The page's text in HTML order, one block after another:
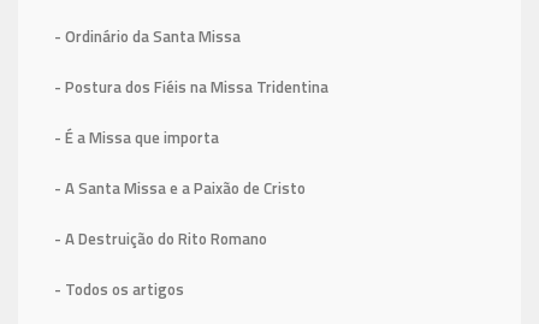
- Ordinário da Santa Missa
- Postura dos Fiéis na Missa Tridentina
- É a Missa que importa
- A Santa Missa e a Paixão de Cristo
- A Destruição do Rito Romano
- Todos os artigos